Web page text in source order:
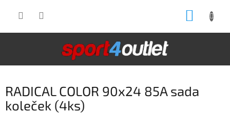
RADICAL COLOR 90x24 85A sada
koleček (4ks)